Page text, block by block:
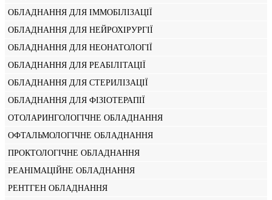
ОБЛАДНАННЯ ДЛЯ ІММОБІЛІЗАЦІЇ
ОБЛАДНАННЯ ДЛЯ НЕЙРОХІРУРГІЇ
ОБЛАДНАННЯ ДЛЯ НЕОНАТОЛОГІЇ
ОБЛАДНАННЯ ДЛЯ РЕАБІЛІТАЦІЇ
ОБЛАДНАННЯ ДЛЯ СТЕРИЛІЗАЦІЇ
ОБЛАДНАННЯ ДЛЯ ФІЗІОТЕРАПІЇ
ОТОЛАРИНГОЛОГІЧНЕ ОБЛАДНАННЯ
ОФТАЛЬМОЛОГІЧНЕ ОБЛАДНАННЯ
ПРОКТОЛОГІЧНЕ ОБЛАДНАННЯ
РЕАНІМАЦІЙНЕ ОБЛАДНАННЯ
РЕНТГЕН ОБЛАДНАННЯ